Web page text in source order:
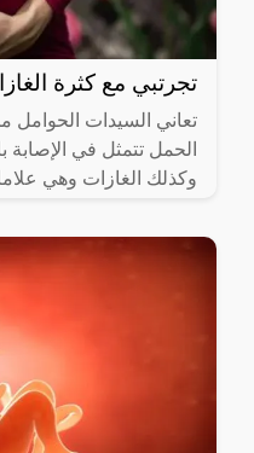
تجرتبي مع كثرة
تعاني السيدات
الحمل تتمثل في الإصابة
وكذلك الغازات وهي